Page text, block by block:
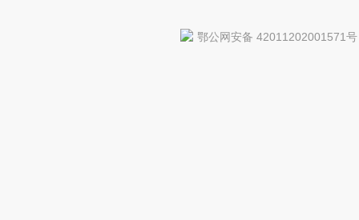
鄂公网安备 42011202001571号